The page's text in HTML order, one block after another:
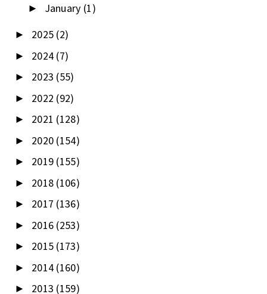
► January (1)
► 2025 (2)
► 2024 (7)
► 2023 (55)
► 2022 (92)
► 2021 (128)
► 2020 (154)
► 2019 (155)
► 2018 (106)
► 2017 (136)
► 2016 (253)
► 2015 (173)
► 2014 (160)
► 2013 (159)